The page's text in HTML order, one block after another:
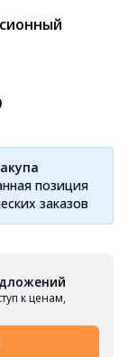
позиция
заказов
к ценам,